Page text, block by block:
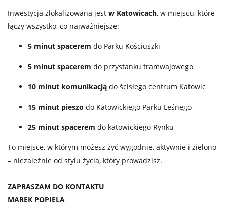
Inwestycja zlokalizowana jest w Katowicach, w miejscu, które
łączy wszystko, co najważniejsze:
5 minut spacerem do Parku Kościuszki
5 minut spacerem do przystanku tramwajowego
10 minut komunikacją do ścisłego centrum Katowic
15 minut pieszo do Katowickiego Parku Leśnego
25 minut spacerem do katowickiego Rynku
To miejsce, w którym możesz żyć wygodnie, aktywnie i zielono
– niezależnie od stylu życia, który prowadzisz.
ZAPRASZAM DO KONTAKTU
MAREK POPIELA